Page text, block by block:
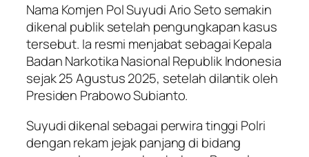
Nama Komjen Pol Suyudi Ario Seto semakin
dikenal publik setelah pengungkapan kasus
tersebut. Ia resmi menjabat sebagai Kepala
Badan Narkotika Nasional Republik Indonesia
sejak 25 Agustus 2025, setelah dilantik oleh
Presiden Prabowo Subianto.
Suyudi dikenal sebagai perwira tinggi Polri
dengan rekam jejak panjang di bidang